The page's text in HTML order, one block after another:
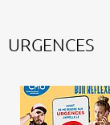
URGENCES